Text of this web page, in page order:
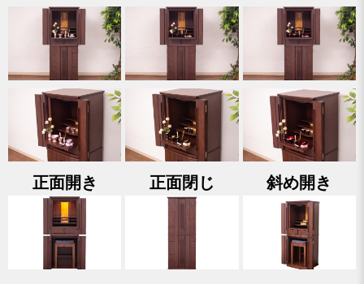
正面開き 正面閉じ 斜め開き